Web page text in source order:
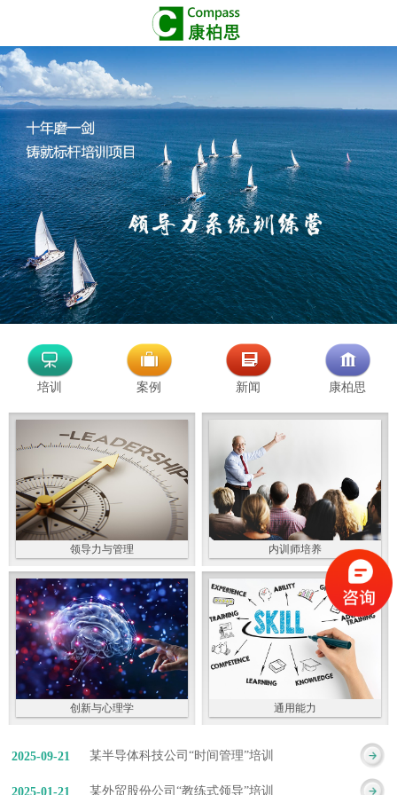
培训 案例 新闻 康柏思
领导力与管理 内训师培养
创新与心理学 通用能力
某半导体科技公司“时间管理”培训
2025-09-21
某外贸股份公司“教练式领导”培训
2025-01-21